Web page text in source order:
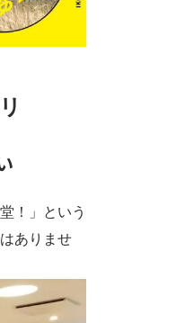
！」という
ありませ